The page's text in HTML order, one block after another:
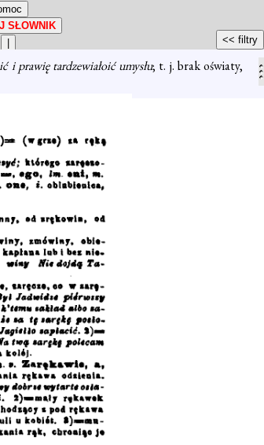
i prawię tardzewiałoić umysłu; t. j. brak oświaty,